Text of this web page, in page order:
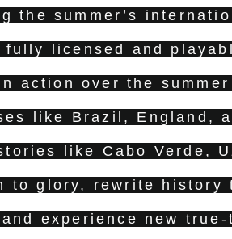
the summer’s
licensed and
action over the summer
like Brazil, England,
like Cabo Verde,
to glory, rewrite history
experience new